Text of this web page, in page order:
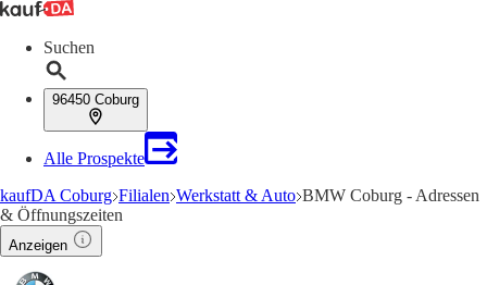
Suchen
96450 Coburg
Alle Prospekte
kaufDA Coburg Filialen Werkstatt & Auto BMW Coburg - Adressen
& Öffnungszeiten
Anzeigen